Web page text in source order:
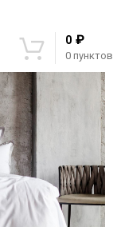
0 пунктов
0 ₽